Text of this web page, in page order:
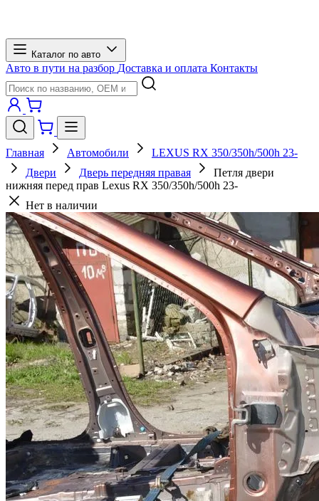
Каталог по авто
Авто в пути на разбор Доставка и оплата Контакты
Главная Автомобили
LEXUS RX 350/350h/500h 23-
Двери
Дверь передняя правая
Петля двери
нижняя перед прав Lexus RX 350/350h/500h 23-
Нет в наличии